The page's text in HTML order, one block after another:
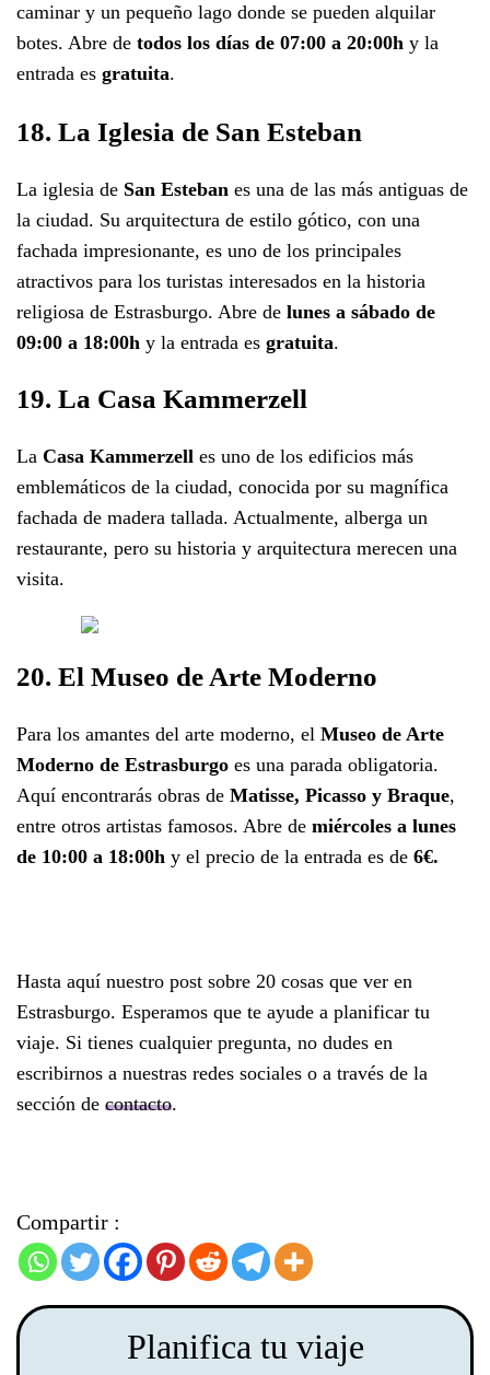
caminar y un pequeño lago donde se pueden alquilar
botes. Abre de todos los días de 07:00 a 20:00h y la
entrada es gratuita.
18. La Iglesia de San Esteban
La iglesia de San Esteban es una de las más antiguas de
la ciudad. Su arquitectura de estilo gótico, con una
fachada impresionante, es uno de los principales
atractivos para los turistas interesados en la historia
religiosa de Estrasburgo. Abre de lunes a sábado de
09:00 a 18:00h y la entrada es gratuita.
19. La Casa Kammerzell
La Casa Kammerzell es uno de los edificios más
emblemáticos de la ciudad, conocida por su magnífica
fachada de madera tallada. Actualmente, alberga un
restaurante, pero su historia y arquitectura merecen una
visita.
20. El Museo de Arte Moderno
Para los amantes del arte moderno, el Museo de Arte
Moderno de Estrasburgo es una parada obligatoria.
Aquí encontrarás obras de Matisse, Picasso y Braque,
entre otros artistas famosos. Abre de miércoles a lunes
de 10:00 a 18:00h y el precio de la entrada es de 6€.
Hasta aquí nuestro post sobre 20 cosas que ver en
Estrasburgo. Esperamos que te ayude a planificar tu
viaje. Si tienes cualquier pregunta, no dudes en
escribirnos a nuestras redes sociales o a través de la
sección de contacto.
Compartir :
Planifica tu viaje